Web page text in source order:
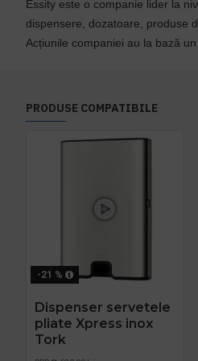
Essity este o companie lider la
dispensere, dozatoare, produse
Acțiunile companiei au la bază
PRODUSE COMPATIBILE
-21 %
Dispenser servetele
pliate Xpress inox
Tork